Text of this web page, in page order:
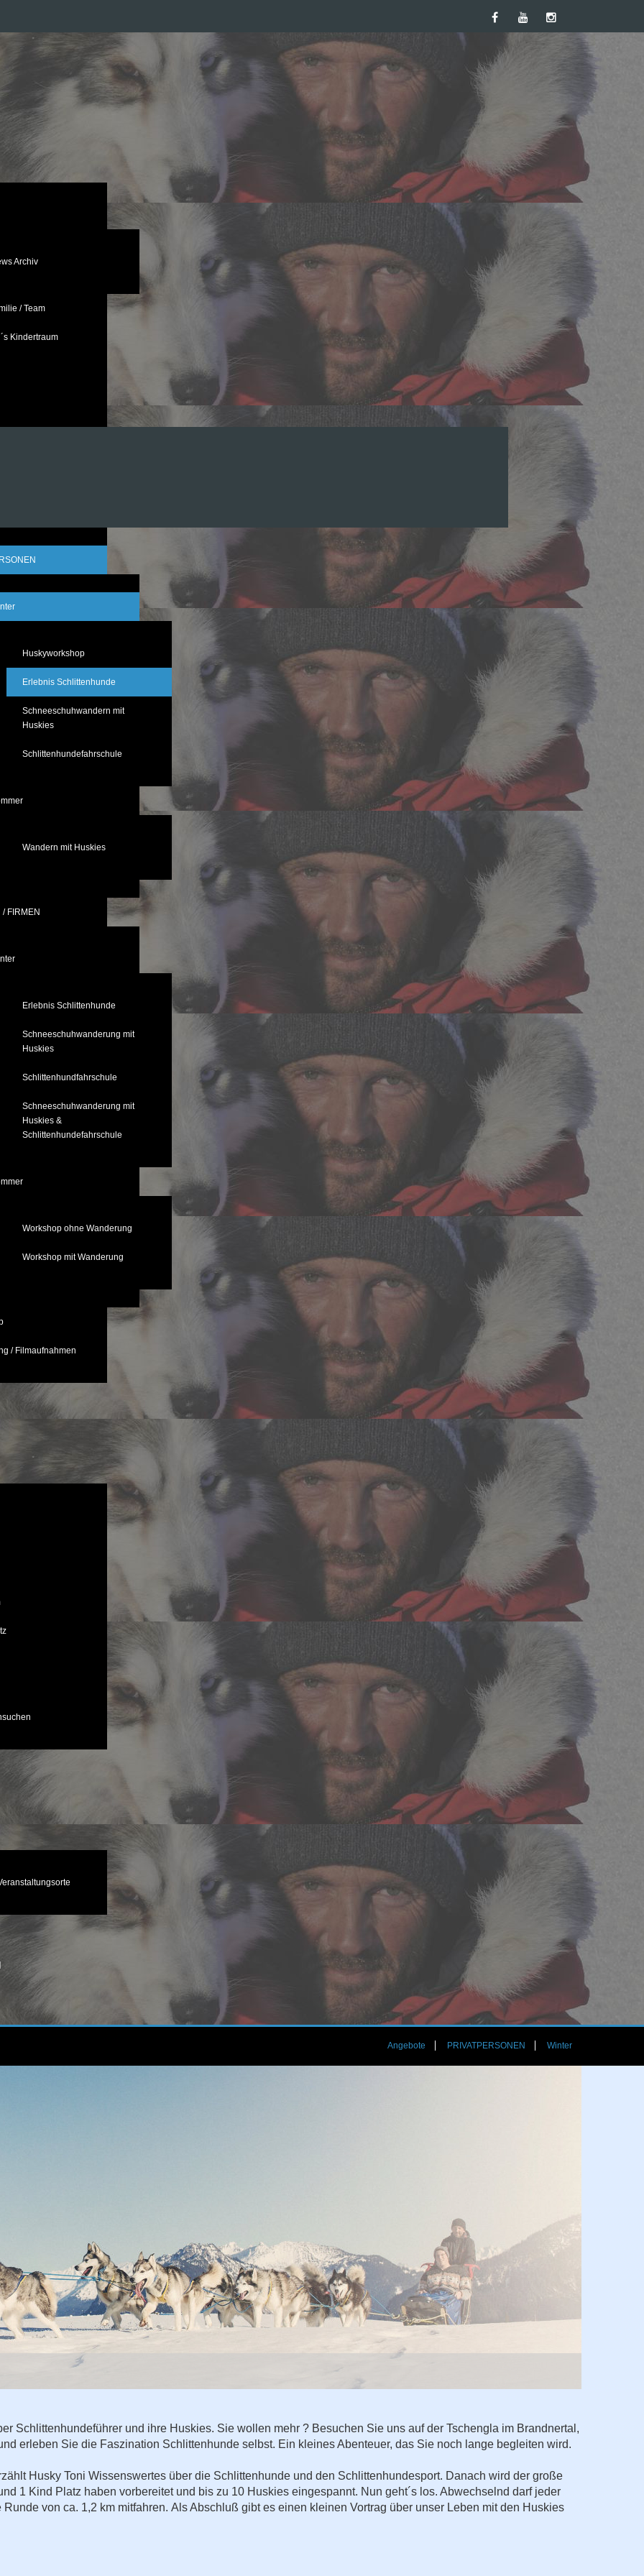
Archiv
/ Team
Kindertraum
Huskyworkshop
Erlebnis Schlittenhunde
Schneeschuhwandern mit
Huskies
Schlittenhundefahrschule
Wandern mit Huskies
FIRMEN
Erlebnis Schlittenhunde
Schneeschuhwanderung mit
Huskies
Schlittenhundfahrschule
Schneeschuhwanderung mit
Huskies &
Schlittenhundefahrschule
Workshop ohne Wanderung
Workshop mit Wanderung
/ Filmaufnahmen
Angebote PRIVATPERSONEN Winter
Schlittenhundeführer und ihre Huskies. Sie wollen mehr ? Besuchen Sie uns auf der Tschengla im Brandnertal,
erleben Sie die Faszination Schlittenhunde selbst. Ein kleines Abenteuer, das Sie noch lange begleiten wird.
Husky Toni Wissenswertes über die Schlittenhunde und den Schlittenhundesport. Danach wird der große
1 Kind Platz haben vorbereitet und bis zu 10 Huskies eingespannt. Nun geht´s los. Abwechselnd darf jeder
von ca. 1,2 km mitfahren. Als Abschluß gibt es einen kleinen Vortrag über unser Leben mit den Huskies